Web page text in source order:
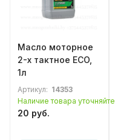
Масло моторное
2-х тактное ECO,
1л
Артикул: 14353
Наличие товара уточняйте
20 руб.